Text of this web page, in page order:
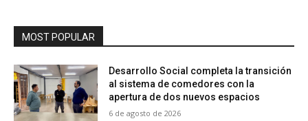
MOST POPULAR
Desarrollo Social completa la transición
al sistema de comedores con la
apertura de dos nuevos espacios
6 de agosto de 2026